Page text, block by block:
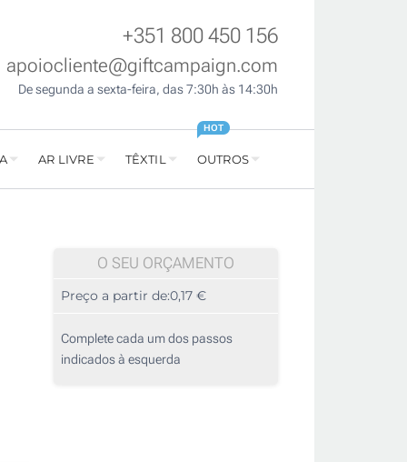
+351 800 450 156
apoiocliente@giftcampaign.com
De segunda a sexta-feira, das 7:30h às 14:30h
AR LIVRE TÊXTIL OUTROS
HOT
O SEU ORÇAMENTO
Preço a partir de:0,17 €
Complete cada um dos passos
indicados à esquerda